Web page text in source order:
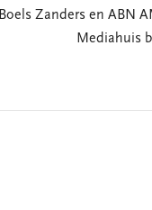
Boels Zanders en ABN
Mediahuis